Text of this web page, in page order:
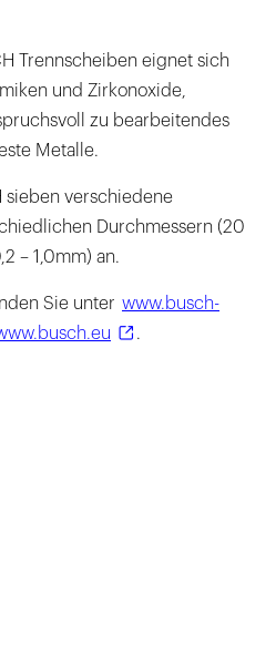
Trennscheiben eignet sich
und Zirkonoxide,
zu bearbeitendes
Metalle.
sieben verschiedene
Durchmessern (20
– 1,0mm) an.
Sie unter www.busch-
.